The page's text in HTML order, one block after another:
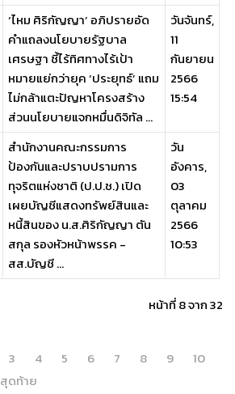
‘ไหม ศิริกัญญา’ อภิปรายอัด
คำแถลงนโยบายรัฐบาล
เศรษฐา ชี้ไร้ทิศทางไร้เป้า
หมายแย่กว่ายุค ‘ประยุทธ์’ แถม
ไม่กล้าแตะปัญหาโครงสร้าง
ส่วนนโยบายแจกหมื่นดิจิทัล ...
วันจันทร์,
11
กันยายน
2566
15:54
สำนักงานคณะกรรมการ
ป้องกันและปราบปรามการ
ทุจริตแห่งชาติ (ป.ป.ช.) เปิด
เผยบัญชีแสดงทรัพย์สินและ
หนี้สินของ น.ส.ศิริกัญญา ตัน
สกุล รองหัวหน้าพรรค -
สส.บัญชี ...
วัน
อังคาร,
03
ตุลาคม
2566
10:53
หน้าที่ 8 จาก 32
3 4 5 6 7 8 9
10
สุดท้าย